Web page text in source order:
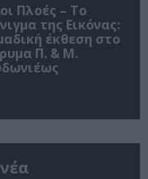
Πλοές – Το
της Εικόνας:
έκθεση στο
Π. & Μ.